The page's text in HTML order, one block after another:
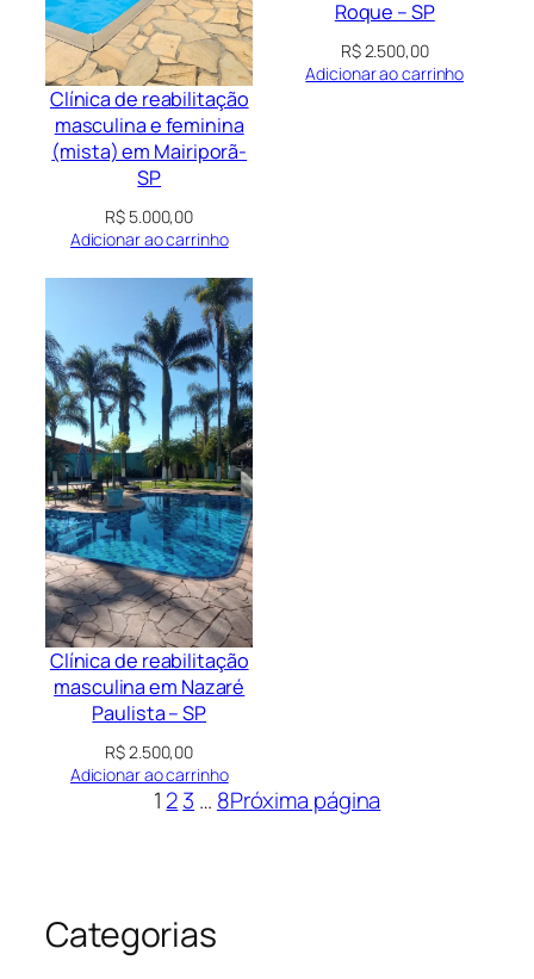
Clínica de reabilitação
masculina e feminina
(mista) em Mairiporã-
SP
R$ 5.000,00
Adicionar ao carrinho
Roque – SP
R$2.500,00
Adicionar ao carrinho
Clínica de reabilitação
masculina em Nazaré
Paulista – SP
R$2.500,00
Adicionar ao carrinho
1 23 … 8Próxima página
Categorias